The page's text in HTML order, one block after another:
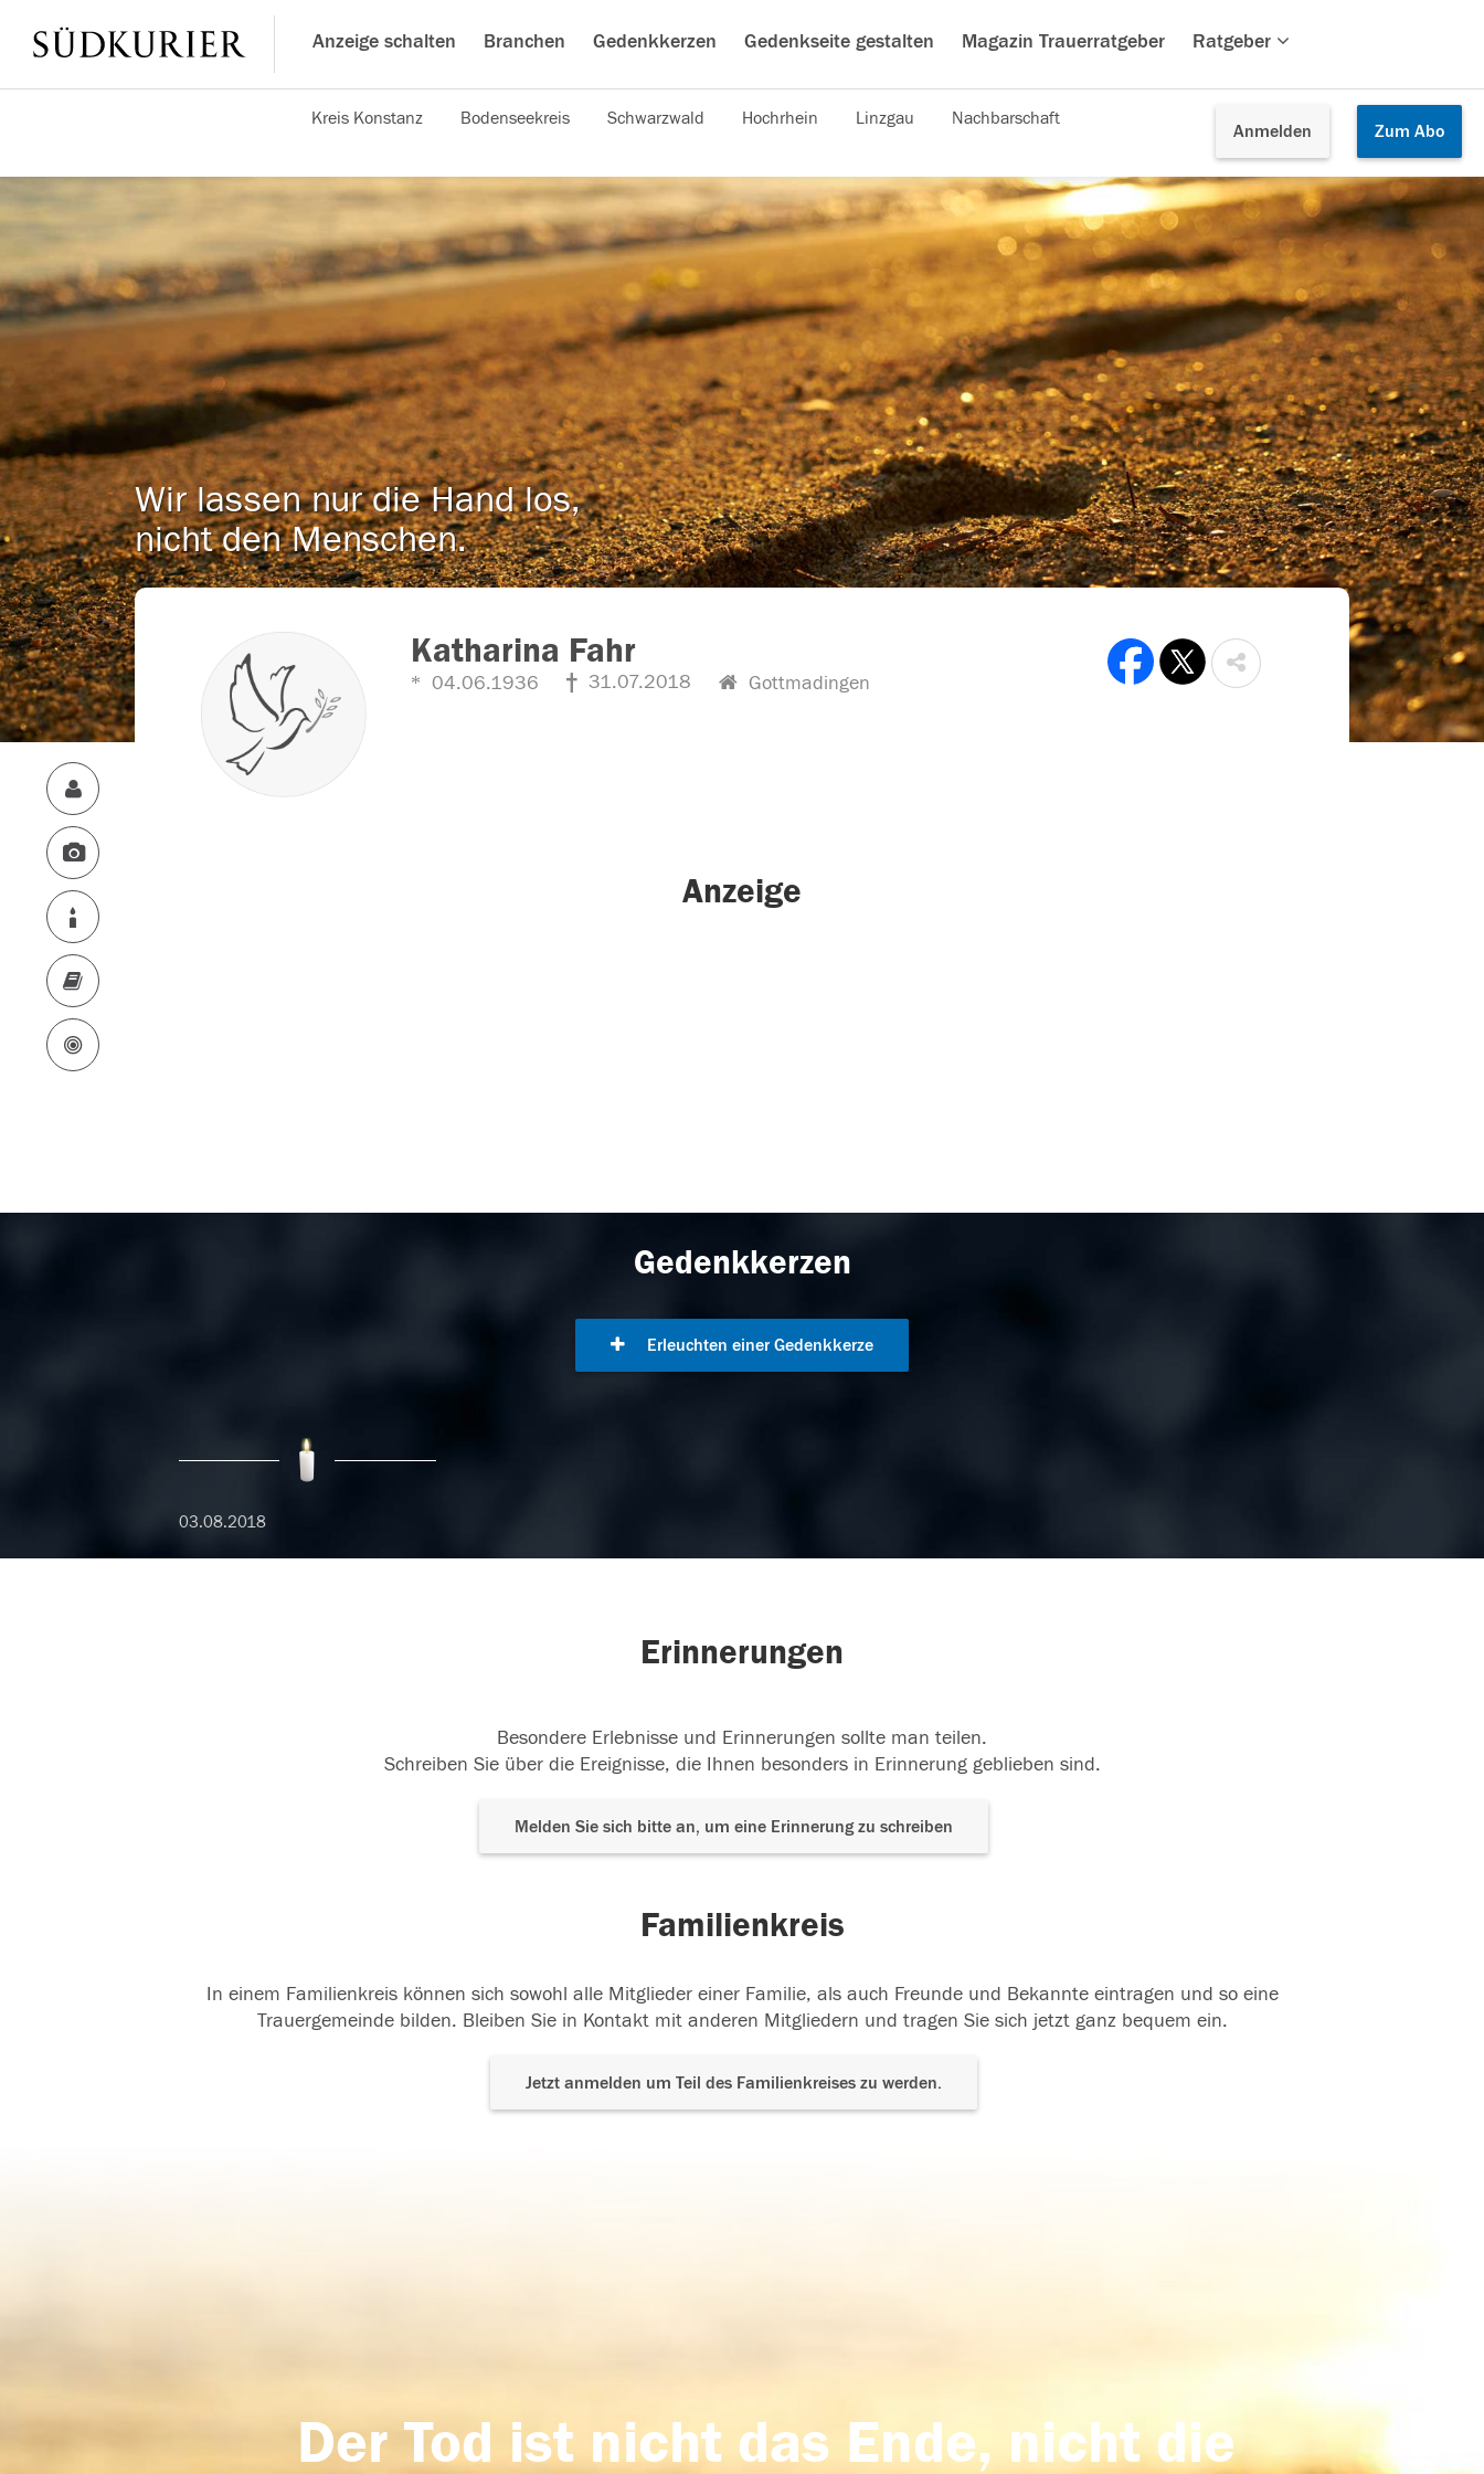
Anzeige schalten Branchen Gedenkkerzen Gedenkseite gestalten Magazin Trauerratgeber Ratgeber
Anmelden Zum Abo
Kreis Konstanz Bodenseekreis Schwarzwald Hochrhein Linzgau Nachbarschaft
Wir lassen nur die Hand los,
nicht den Menschen.
Katharina Fahr
04.06.1936 31.07.2018 Gottmadingen
Anzeige
Gedenkkerzen
Erleuchten einer Gedenkkerze
03.08.2018
Erinnerungen
Besondere Erlebnisse und Erinnerungen sollte man teilen.
Schreiben Sie über die Ereignisse, die Ihnen besonders in Erinnerung geblieben sind.
Melden Sie sich bitte an, um eine Erinnerung zu schreiben
Familienkreis
In einem Familienkreis können sich sowohl alle Mitglieder einer Familie, als auch Freunde und Bekannte eintragen und so eine
Trauergemeinde bilden. Bleiben Sie in Kontakt mit anderen Mitgliedern und tragen Sie sich jetzt ganz bequem ein.
Jetzt anmelden um Teil des Familienkreises zu werden.
Der Tod ist nicht das Ende, nicht die